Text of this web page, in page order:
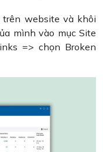
trên website và khôi
mình vào mục Site
=> chọn Broken